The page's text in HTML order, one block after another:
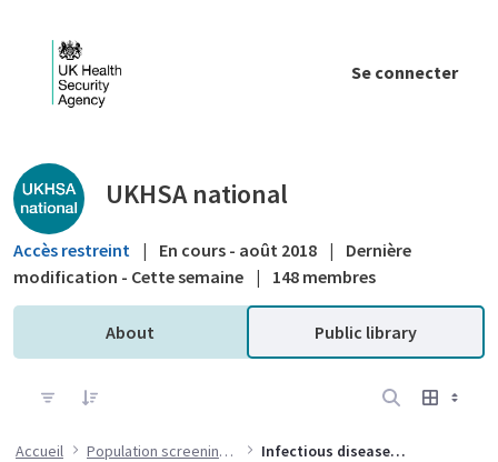
Se connecter
Public library - UKHSA national
UKHSA national
Accès restreint | En cours - août 2018 |
Dernière
modification - Cette semaine | 148 membres
About Public library
Accueil Population screening programmes Infectious diseases in pregnancy screening (IDPS) programme